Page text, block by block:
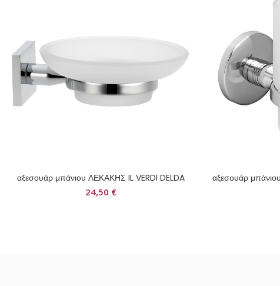
αξεσουάρ μπάνιου ΛΕΚΑΚΗΣ IL VERDI DELDA
24,50 €
αξεσουάρ